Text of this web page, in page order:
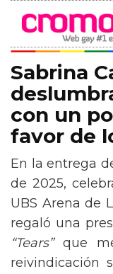
Sabrina
con un
favor de
En la entrega
de 2025,
UBS Arena de
regaló una
“Tears”que
reivindicación